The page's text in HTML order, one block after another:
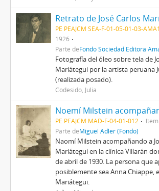
Retrato de José Carlos
PE PEAJCM SEA-F-01-05-01-03-
1926
Parte deFondo Sociedad Editora
Fotografía del óleo sobre tela de
Mariátegui por la artista peruana
(realizada posado).
Codesido, Julia
PE PEAJCM MAD-F-04-01-012 Item
Parte deMiguel Adler (Fondo)
Naomí Milstein acompañando a
Mariátegui en la clínica Villarán
de abril de 1930. La persona que
posiblemente sea Anna Chiappe,
Mariátegui.